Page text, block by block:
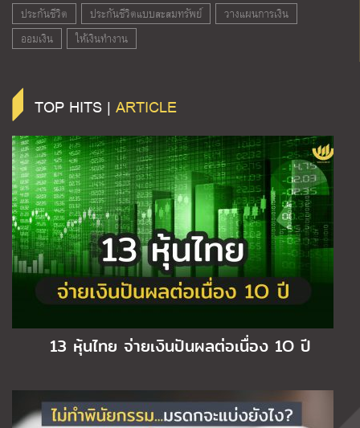
ประกันชีวิต ประกันชีวิตแบบสะสมทรัพย์
วางแผนการเงิน
ออมเงิน
ให้เงินทำงาน
TOP HITS | ARTICLE
13 หุ้นไทย จ่ายเงินปันผลต่อเนื่อง 1O ปี